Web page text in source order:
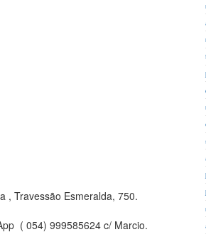
, Travessão Esmeralda, 750.
( 054) 999585624 c/ Marcio.